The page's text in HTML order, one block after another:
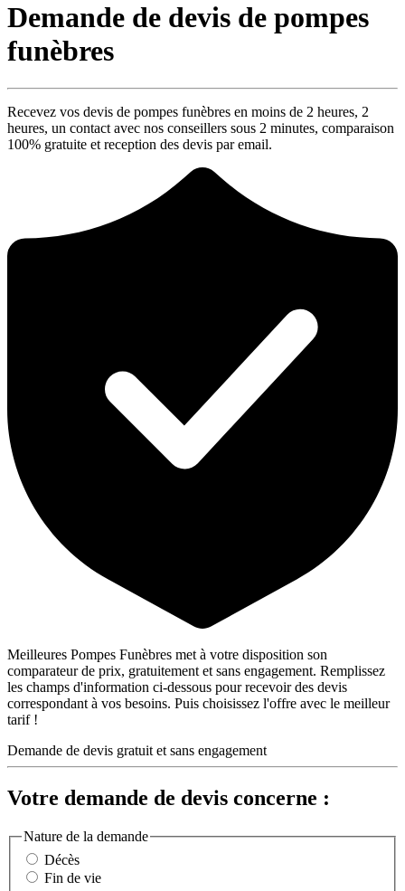
Demande de devis de pompes
funèbres
Recevez vos devis de pompes funèbres en moins de 2 heures, 2
heures, un contact avec nos conseillers sous 2 minutes, comparaison
100% gratuite et reception des devis par email.
Meilleures Pompes Funèbres met à votre disposition son
comparateur de prix, gratuitement et sans engagement. Remplissez
les champs d'information ci-dessous pour recevoir des devis
correspondant à vos besoins. Puis choisissez l'offre avec le meilleur
tarif !
Demande de devis gratuit et sans engagement
Votre demande de devis concerne :
Nature de la demande
Décès
Fin de vie